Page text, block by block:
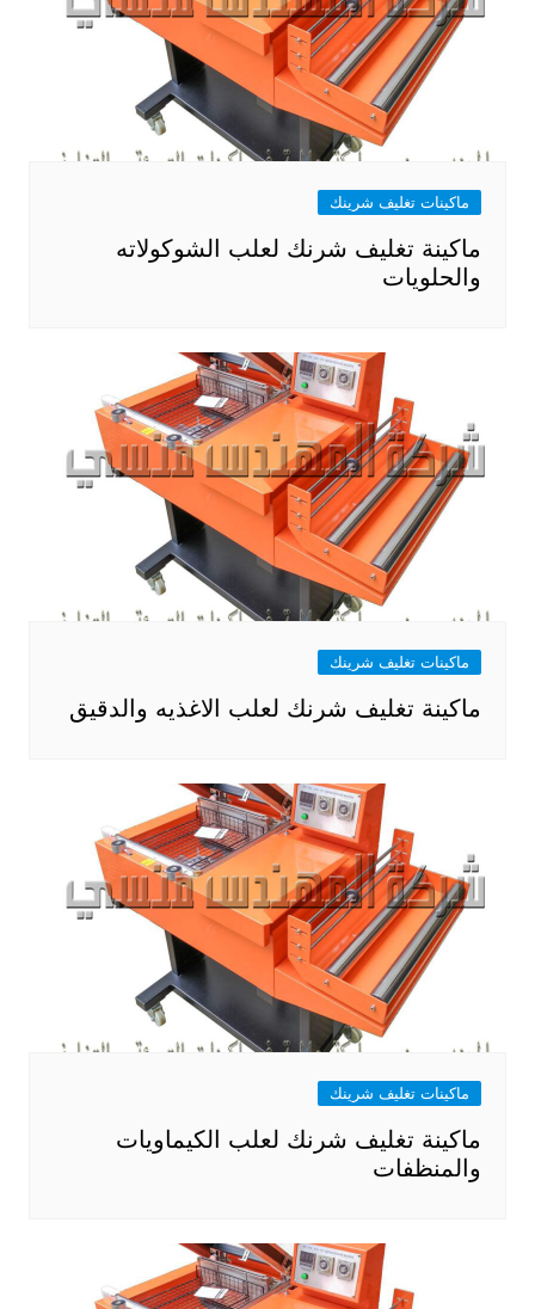
ماكينات تغليف شرينك
ماكينة تغليف شرنك لعلب الشوكولاته
والحلويات
ماكينات تغليف شرينك
ماكينة تغليف شرنك لعلب الاغذيه والدقيق
ماكينات تغليف شرينك
ماكينة تغليف شرنك لعلب الكيماويات
والمنظفات